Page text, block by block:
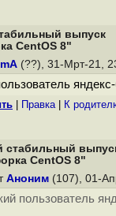
выпуск
CentOS 8"
(??), 31-Мрт-21,
Правка| К
стабильный
CentOS 8"
Аноним (107), 01-
пользователь